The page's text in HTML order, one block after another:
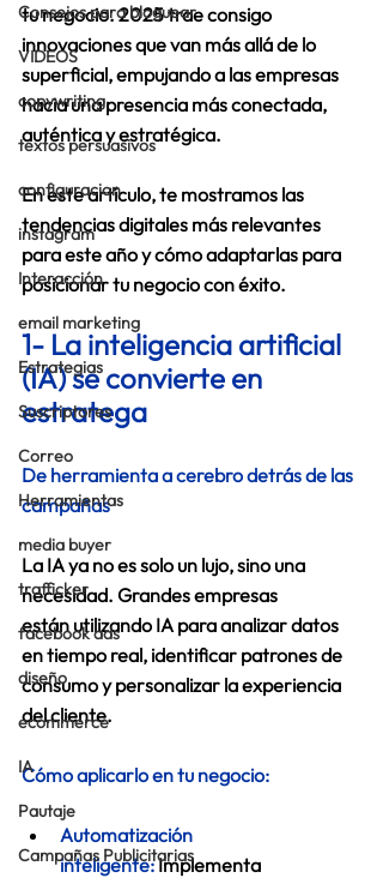
Consejos para bloguear
VIDEOS
copywriting
textos persuasivos
configuracion
instagram
Interacción
email marketing
Estrategias
Suscriptores
Correo
Herramientas
media buyer
trafficker
facebook ads
diseño
ecommerce
IA
Pautaje
Campañas Publicitarias
tu negocio. 2025 trae consigo
innovaciones que van más allá de lo
superficial, empujando a las empresas
hacia una presencia más conectada,
auténtica y estratégica.
En este artículo, te mostramos las
tendencias digitales más relevantes
para este año y cómo adaptarlas para
posicionar tu negocio con éxito.
1- La inteligencia artificial
(IA) se convierte en
estratega
De herramienta a cerebro detrás de las
campañas
La IA ya no es solo un lujo, sino una
necesidad. Grandes empresas
están utilizando IA para analizar datos
en tiempo real, identificar patrones de
consumo y personalizar la experiencia
del cliente.
Cómo aplicarlo en tu negocio:
Automatización
inteligente: Implementa